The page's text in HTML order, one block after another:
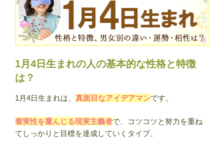
立
春
と
縁
が
い
開
1月4日生まれの人の基本的な性格と特徴
は？
1月4日生まれは、 真面目なアイデアマンです。
着実性を重んじる現実主義者で、コツコツと努力を重ね
てしっかりと目標を達成していくタイプ。